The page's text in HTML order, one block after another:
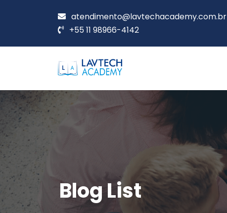
atendimento@lavtechacademy.com.br
+55 11 98966-4142
Blog List